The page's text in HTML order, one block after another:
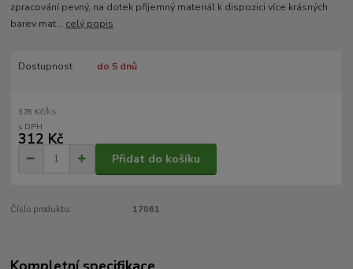
zpracování pevný, na dotek příjemný materiál k dispozici více krásných
barev mat... celý popis
Dostupnost do 5 dnů
378 Kč/ks
312 Kč
Přidat do košíku
Číslo produktu: 17061